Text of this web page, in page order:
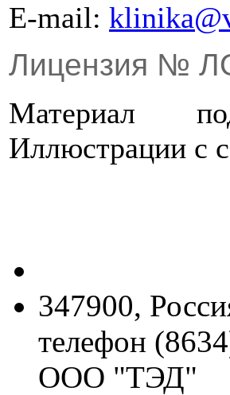
Е-mail:
Лицензия №
Материал
Иллюстрации с
347900,
телефон
ООО "ТЭД"